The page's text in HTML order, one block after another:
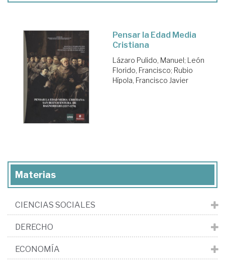
Pensar la Edad Media
Cristiana
Lázaro Pulido, Manuel; León
Florido, Francisco; Rubio
Hípola, Francisco Javier
Materias
CIENCIAS SOCIALES
DERECHO
ECONOMÍA